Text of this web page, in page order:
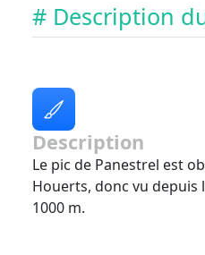
# Description
Description
Le pic de Panestrel est
Houerts, donc vu depuis
1000 m.